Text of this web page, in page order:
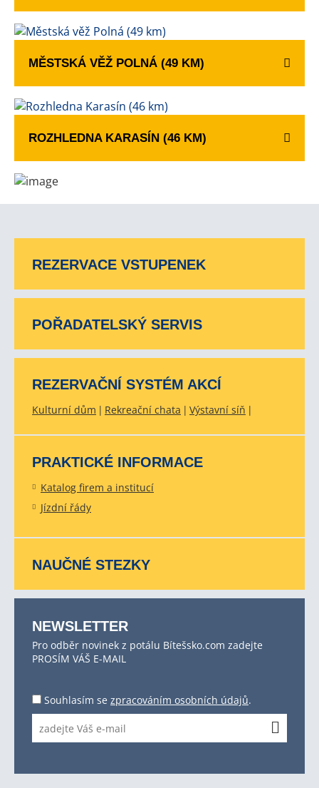
MĚSTSKÁ VĚŽ POLNÁ (49 KM)
ROZHLEDNA KARASÍN (46 KM)
REZERVACE VSTUPENEK
POŘADATELSKÝ SERVIS
REZERVAČNÍ SYSTÉM AKCÍ
Kulturní dům Rekreační chata Výstavní síň
PRAKTICKÉ INFORMACE
Katalog firem a institucí
Jízdní řády
NAUČNÉ STEZKY
NEWSLETTER
Pro odběr novinek z potálu Bítešsko.com zadejte
PROSÍM VÁŠ E-MAIL
Souhlasím se zpracováním osobních údajů.